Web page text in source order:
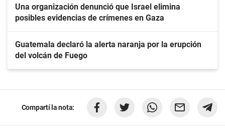
Una organización denunció que Israel elimina
posibles evidencias de crímenes en Gaza
Guatemala declaró la alerta naranja por la erupción
del volcán de Fuego
Compartí la nota: